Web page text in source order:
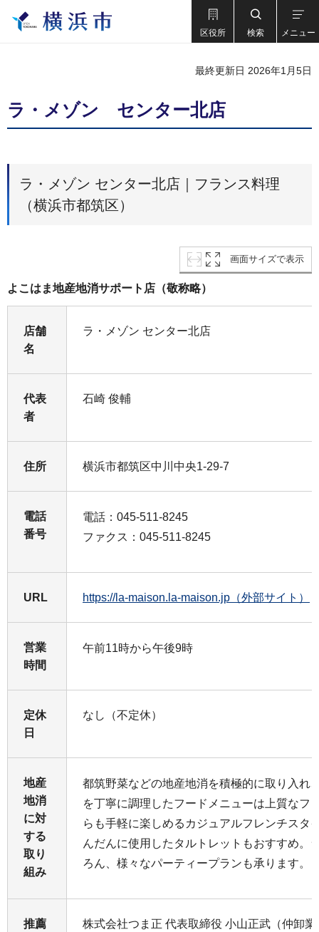
区役所 検索 メニュー
最終更新日 2026年1月5日
ラ・メゾン センター北店
ラ・メゾン センター北店｜フランス料理
（横浜市都筑区）
画面サイズで表示
よこはま地産地消サポート店（敬称略）
店舗
名
ラ・メゾン センター北店
代表
者
石崎 俊輔
住所 横浜市都筑区中川中央1-29-7
電話
番号
電話：045-511-8245
ファクス：045-511-8245
URL https://la-maison.la-maison.jp（外部サイト）
営業
時間
午前11時から午後9時
定休
日
なし（不定休）
地産
地消
に対
する
取り
組み
都筑野菜などの地産地消を積極的に取り入れ
を丁寧に調理したフードメニューは上質なフ
らも手軽に楽しめるカジュアルフレンチスタ
んだんに使用したタルトレットもおすすめ。
ろん、様々なパーティープランも承ります。
推薦
株式会社つま正 代表取締役 小山正武（仲卸